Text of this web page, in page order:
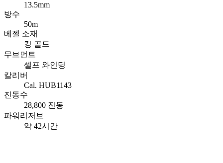
13.5mm
방수
50m
베젤 소재
킹 골드
무브먼트
셀프 와인딩
칼리버
Cal. HUB1143
진동수
28,800 진동
파워리저브
약 42시간